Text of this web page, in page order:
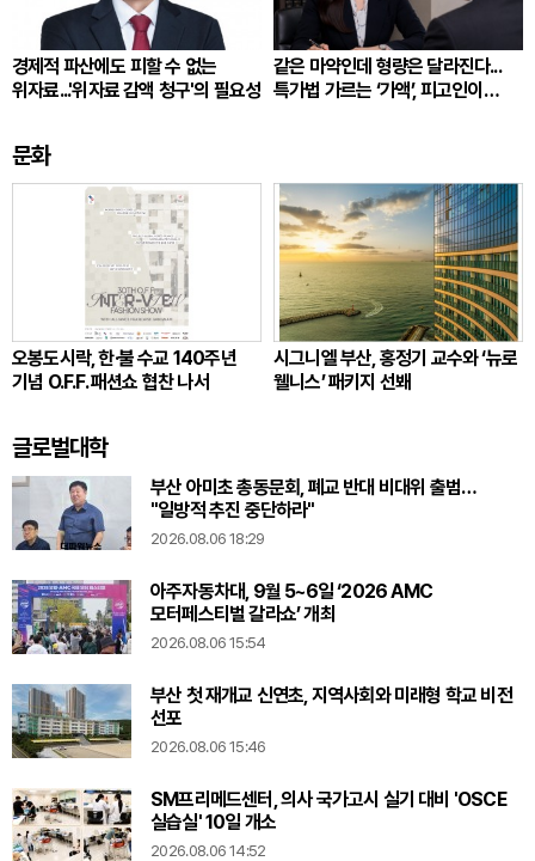
경제적 파산에도 피할 수 없는
위자료...'위자료 감액 청구'의 필요성
같은 마약인데 형량은 달라진다...
특가법 가르는 ‘가액’, 피고인이
문화
오봉도시락, 한·불 수교 140주년
기념 O.F.F. 패션쇼 협찬 나서
시그니엘 부산, 홍정기 교수와 ‘뉴로
웰니스’ 패키지 선봬
글로벌대학
부산 아미초 총동문회, 폐교 반대 비대위 출범…
"일방적 추진 중단하라"
2026.08.06 18:29
아주자동차대, 9월 5~6일 ‘2026 AMC
모터페스티벌 갈라쇼’ 개최
2026.08.06 15:54
부산 첫 재개교 신연초, 지역사회와 미래형 학교 비전
선포
2026.08.06 15:46
SM프리메드센터, 의사 국가고시 실기 대비 'OSCE
실습실' 10일 개소
2026.08.06 14:52